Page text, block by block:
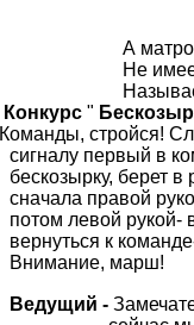
А
Не
"
стройся!
сигналу первый в
бескозырку, берет
сначала правой
потом левой рукой-
вернуться к
Внимание, марш!
Ведущий -